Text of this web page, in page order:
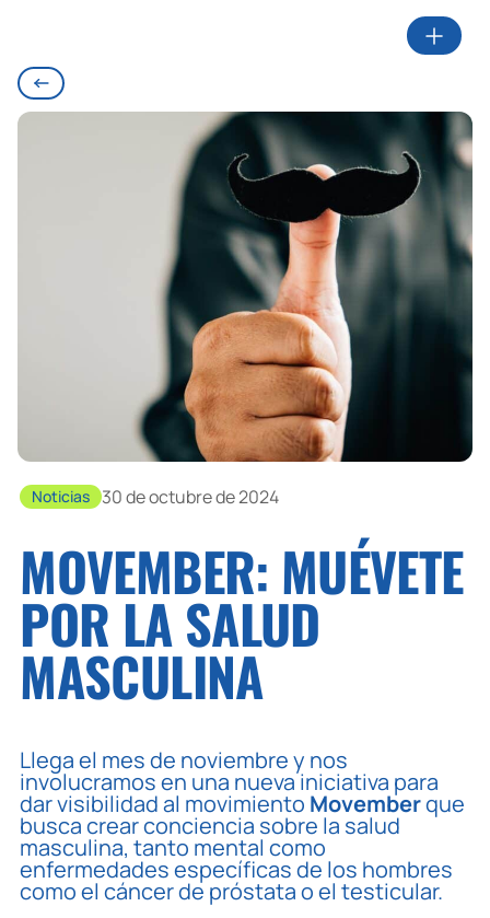
Noticias 30 de octubre de 2024
MOVEMBER: MUÉVETE
POR LA SALUD
MASCULINA
Llega el mes de noviembre y nos
involucramos en una nueva iniciativa para
dar visibilidad al movimiento Movemberque
busca crear conciencia sobre la salud
masculina, tanto mental como
enfermedades específicas de los hombres
como el cáncer de próstata o el testicular.